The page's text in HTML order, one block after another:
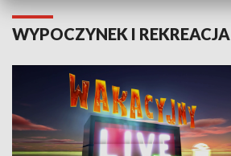
WYPOCZYNEK I REKREACJA